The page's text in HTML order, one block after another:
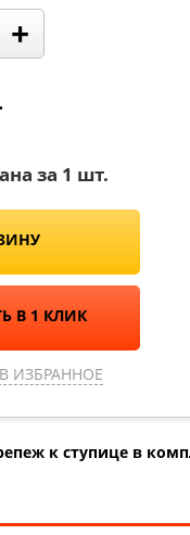
+
за 1 шт.
В 1 КЛИК
ИЗБРАННОЕ
к ступице в